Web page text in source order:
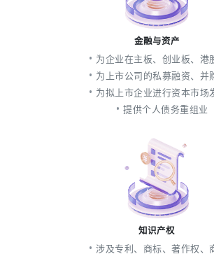
金融与资产
为企业在主板、创业板、港
为上市公司的私募融资、并
为拟上市企业进行资本市场
提供个人债务重组业
知识产权
涉及专利、商标、著作权、